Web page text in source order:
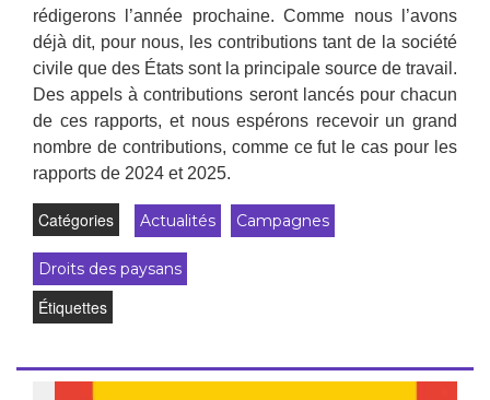
rédigerons l’année prochaine. Comme nous l’avons
déjà dit, pour nous, les contributions tant de la société
civile que des États sont la principale source de travail.
Des appels à contributions seront lancés pour chacun
de ces rapports, et nous espérons recevoir un grand
nombre de contributions, comme ce fut le cas pour les
rapports de 2024 et 2025.
Catégories Actualités Campagnes
Droits des paysans
Étiquettes